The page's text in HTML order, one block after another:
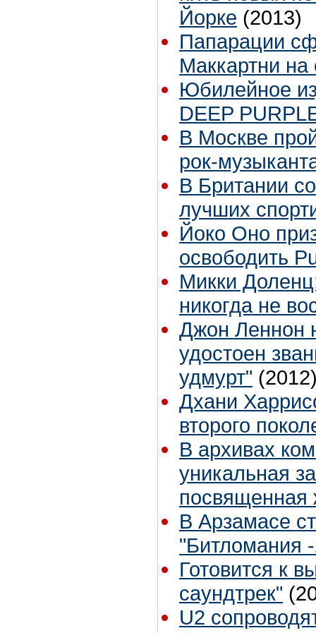
Йорке (2013)
Папарации
Маккартни на
Юбилейное
DEEP
В Москве
рок-
В Британии
лучших
Йоко Оно
освободить
Микки
никогда не
Джон Леннон
удостоен
удмурт"
Дхани
второго
В архивах
уникальная
посвященная
В Арзамасе
"Битломания
Готовится к
саундтрек"
U2